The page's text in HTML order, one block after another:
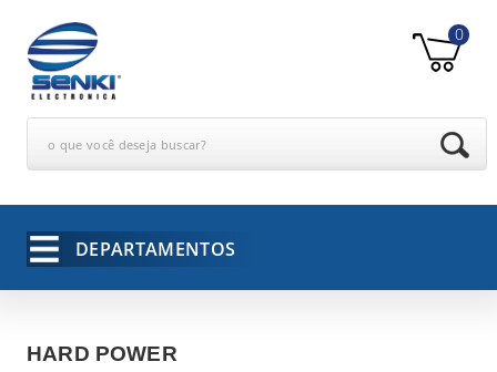
o que você deseja buscar?
0
DEPARTAMENTOS
HARD POWER